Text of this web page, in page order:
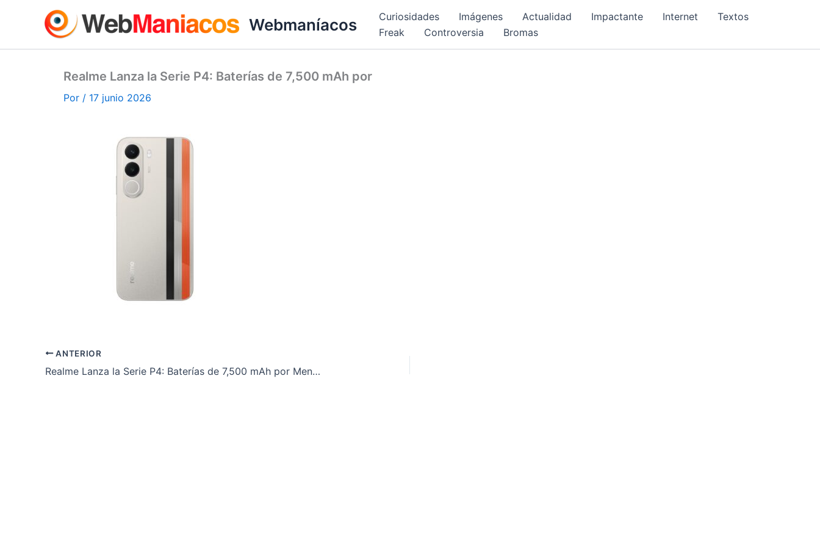
Webmaníacos Curiosidades Imágenes Actualidad Impactante Internet
Textos
Freak
Controversia Bromas
Realme Lanza la Serie P4: Baterías de 7,500 mAh por
Por / 17 junio 2026
ANTERIOR
Realme Lanza la Serie P4: Baterías de 7,500 mAh por Menos de 150 Euros